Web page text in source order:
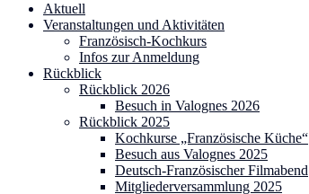
Aktuell
Veranstaltungen und Aktivitäten
Französisch-Kochkurs
Infos zur Anmeldung
Rückblick
Rückblick 2026
Besuch in Valognes 2026
Rückblick 2025
Kochkurse „Französische Küche“
Besuch aus Valognes 2025
Deutsch-Französischer Filmabend
Mitgliederversammlung 2025